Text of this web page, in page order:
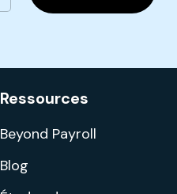
Ressources
Beyond Payroll
Blog